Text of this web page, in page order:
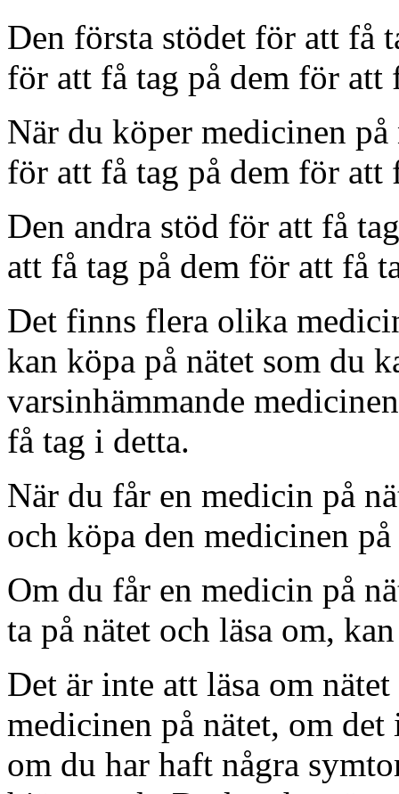
Den första stödet för att få
för att få tag på dem för att
När du köper medicinen
för att få tag på dem för att
Den andra stöd för att få
att få tag på dem för att få
Det finns flera olika
kan köpa på nätet som du
varsinhämmande
få tag i detta.
När du får en medicin på
och köpa den medicinen på
Om du får en medicin på
ta på nätet och läsa om,
Det är inte att läsa om
medicinen på nätet, om
om du har haft några